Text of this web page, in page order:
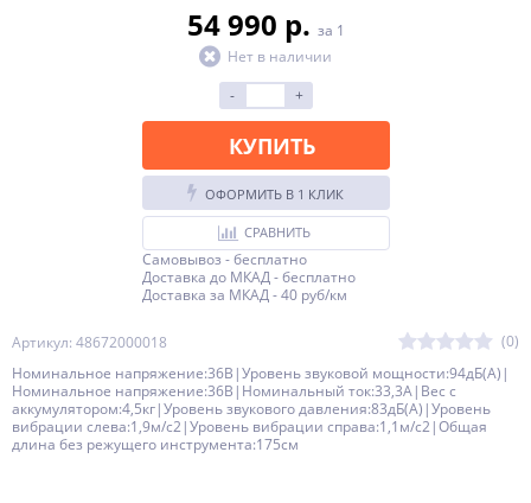
Артикул: 48672000018 (0)
Номинальное напряжение:36В|Уровень звуковой мощности:94дБ(A)|
Номинальное напряжение:36В|Номинальный ток:33,3А|Вес с
аккумулятором:4,5кг|Уровень звукового давления:83дБ(A)|Уровень
вибрации слева:1,9м/с2|Уровень вибрации справа:1,1м/с2|Общая
длина без режущего инструмента:175см
54 990 p. за 1
Нет в наличии
-
+
КУПИТЬ
ОФОРМИТЬ В 1 КЛИК
СРАВНИТЬ
Самовывоз - бесплатно
Доставка до МКАД - бесплатно
Доставка за МКАД - 40 руб/км